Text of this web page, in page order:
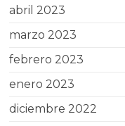
abril 2023
marzo 2023
febrero 2023
enero 2023
diciembre 2022